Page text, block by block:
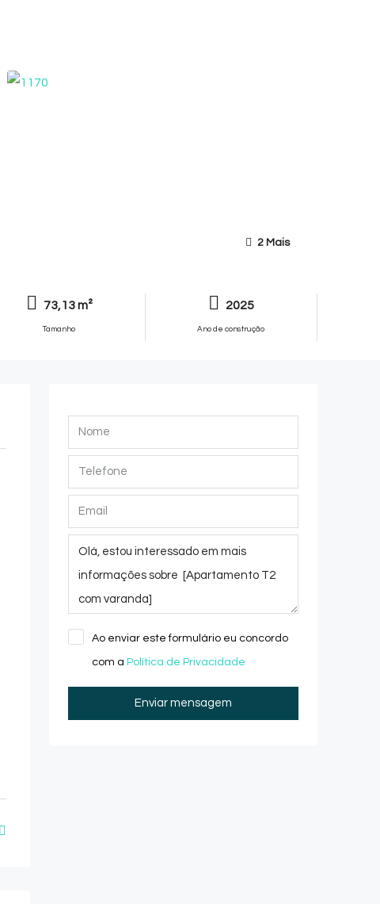
2 Mais
73,13 m²
Tamanho
2025
Ano de construção
Ao enviar este formulário eu concordo
com a Política de Privacidade
Enviar mensagem